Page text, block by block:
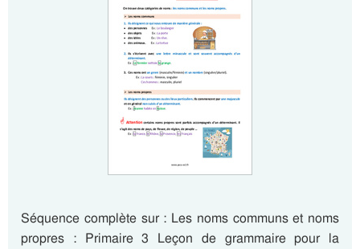
Séquence complète sur : Les noms communs et noms
propres : Primaire 3 Leçon de grammaire pour la